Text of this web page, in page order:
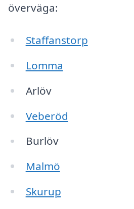
överväga:
Staffanstorp
Lomma
Arlöv
Veberöd
Burlöv
Malmö
Skurup